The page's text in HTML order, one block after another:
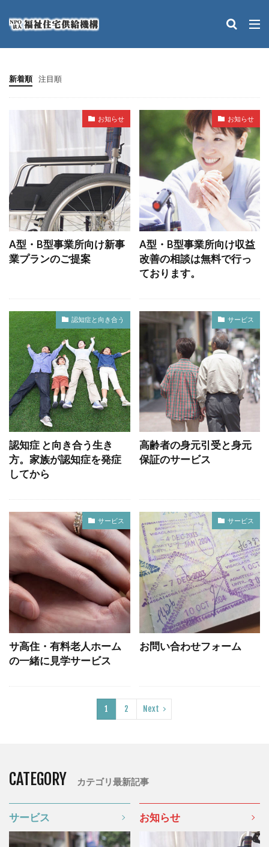
新着順 注目順
お知らせ
A型・B型事業所向け新事
業プランのご提案
お知らせ
A型・B型事業所向け収益
改善の相談は無料で行っ
ております。
認知症と向き合う
認知症 と向き合う生き
方。家族が認知症を発症
してから
サービス
高齢者の身元引受と身元
保証のサービス
サービス
サ高住・有料老人ホーム
の一緒に見学サービス
サービス
お問い合わせフォーム
1 2 Next
CATEGORY カテゴリ最新記事
サービス お知らせ
カテゴリー